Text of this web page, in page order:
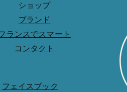
ショップ
ブランド
ランスでスマート
コンタクト
フェイスブック